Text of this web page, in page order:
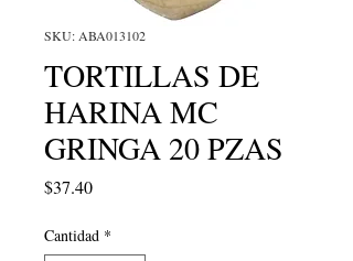
SKU: ABA013102
TORTILLAS DE
HARINA MC
GRINGA 20 PZAS
$37.40Precio
Cantidad *